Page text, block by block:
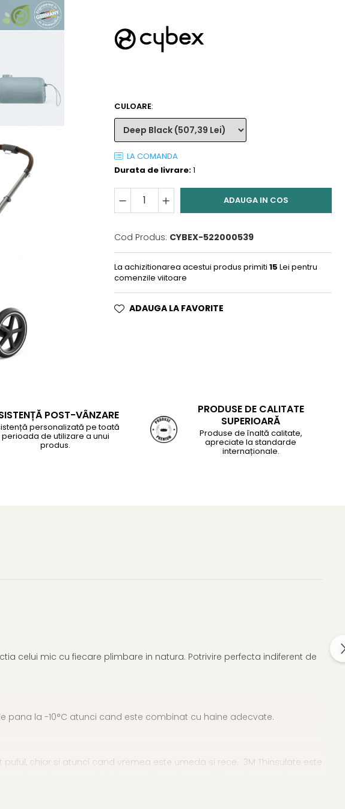
CULOARE:
LA COMANDA
Durata de livrare:1
ADAUGA IN COS
Cod Produs: CYBEX-522000539
La achizitionarea acestui produs primiti15 Lei pentru
comenzile viitoare
ADAUGA LA FAVORITE
POST-VÂNZARE
personalizată pe toată
perioada de utilizare a unui
produs.
PRODUSE DE CALITATE
SUPERIOARĂ
Produse de înaltă calitate,
apreciate la standarde
internaționale.
celui mic cu fiecare plimbare in natura. Potrivire perfecta indiferent de
pana la -10°C atunci cand este combinat cu haine adecvate.
chiar si atunci cand vremea este umeda si rece. 3M Thinsulate este